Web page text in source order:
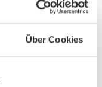
Über Cookies